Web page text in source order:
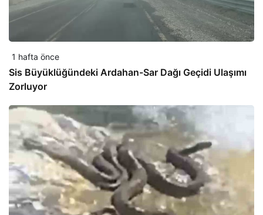
1 hafta önce
Sis Büyüklüğündeki Ardahan-Sar Dağı Geçidi Ulaşımı
Zorluyor